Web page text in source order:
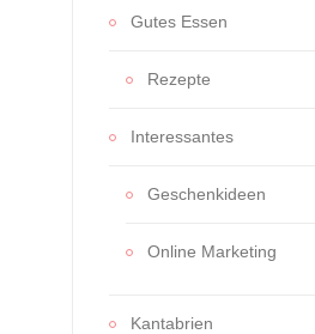
Gutes Essen
Rezepte
Interessantes
Geschenkideen
Online Marketing
Kantabrien